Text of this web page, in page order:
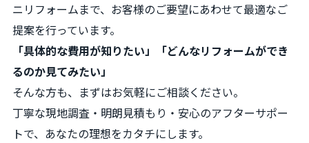
ニリフォームまで、お客様のご要望にあわせて最適なご
提案を行っています。
「具体的な費用が知りたい」「どんなリフォームができ
るのか見てみたい」
そんな方も、まずはお気軽にご相談ください。
丁寧な現地調査・明朗見積もり・安心のアフターサポー
トで、あなたの理想をカタチにします。